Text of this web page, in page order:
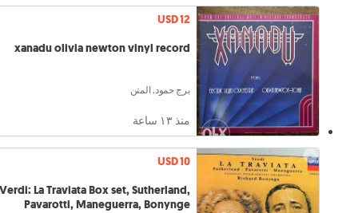
USD 12
xanadu olivia newton vinyl record
برج حمود, المتن
منذ ١٣ ساعة
USD 10
La Traviata Box set, Sutherland,
Pavarotti, Maneguerra, Bonynge